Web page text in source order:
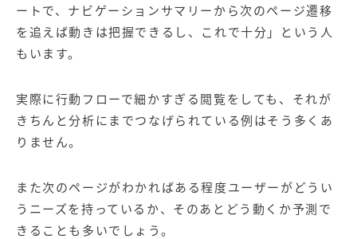
ートで、ナビゲーションサマリーから次のページ遷移
を追えば動きは把握できるし、これで十分」という人
もいます。
実際に行動フローで細かすぎる閲覧をしても、それが
きちんと分析にまでつなげられている例はそう多くあ
りません。
また次のページがわかればある程度ユーザーがどうい
うニーズを持っているか、そのあとどう動くか予測で
きることも多いでしょう。